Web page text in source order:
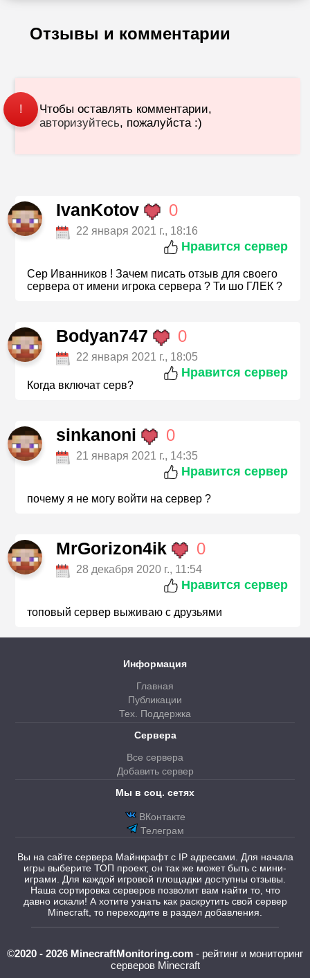
Отзывы и комментарии
!
Чтобы оставлять комментарии,
авторизуйтесь, пожалуйста :)
IvanKotov 0
22 января 2021 г., 18:16
Нравится сервер
Сер Иванников ! Зачем писать отзыв для своего
сервера от имени игрока сервера ? Ти шо ГЛЕК ?
Bodyan747 0
22 января 2021 г., 18:05
Нравится сервер
Когда включат серв?
sinkanoni 0
21 января 2021 г., 14:35
Нравится сервер
почему я не могу войти на сервер ?
MrGorizon4ik 0
28 декабря 2020 г., 11:54
Нравится сервер
топовый сервер выживаю с друзьями
Информация
Главная
Публикации
Тех. Поддержка
Сервера
Все сервера
Добавить сервер
Мы в соц. сетях
ВКонтакте
Телеграм
Вы на сайте сервера Майнкрафт с IP адресами. Для начала
игры выберите ТОП проект, он так же может быть с мини-
играми. Для каждой игровой площадки доступны отзывы.
Наша сортировка серверов позволит вам найти то, что
давно искали! А хотите узнать как раскрутить свой сервер
Minecraft, то переходите в раздел добавления.
©2020 - 2026 MinecraftMonitoring.com - рейтинг и мониторинг
серверов Minecraft